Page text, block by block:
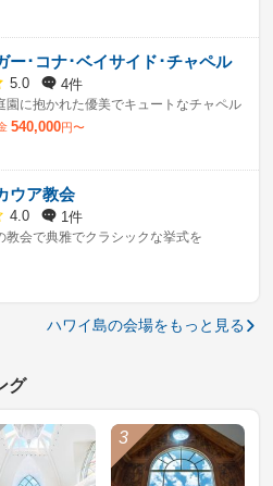
ー･コナ･ベイサイド･チャペル
5.0 4件
園に抱かれた優美でキュートなチャペル
540,000円〜
ウア教会
4.0 1件
教会で典雅でクラシックな挙式を
ハワイ島の会場をもっと見る
グ